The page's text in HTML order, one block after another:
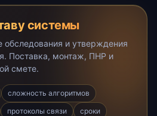
системы
и утверждения
Поставка, монтаж, ПНР и
смете.
сложность алгоритмов
протоколы связи сроки